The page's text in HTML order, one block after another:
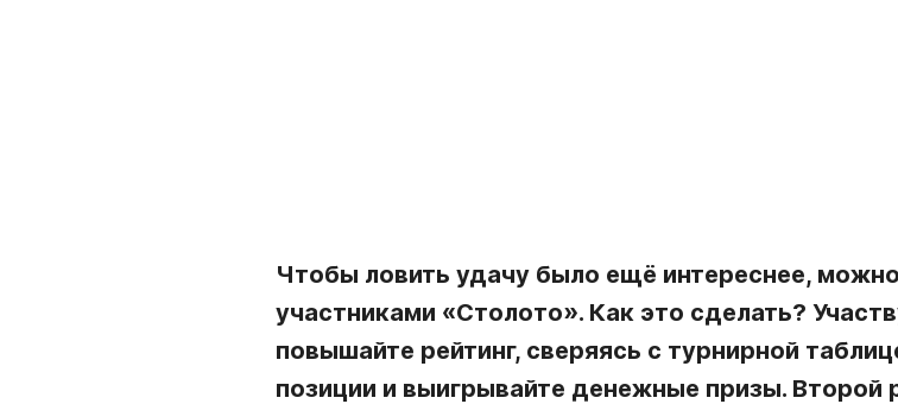
Чтобы ловить удачу было ещё интереснее,
участниками «Столото». Как это сделать?
повышайте рейтинг, сверяясь с турнирной
позиции и выигрывайте денежные призы. Второй